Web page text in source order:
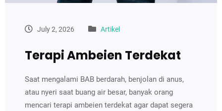
July 2, 2026 Artikel
Terapi Ambeien Terdekat
Saat mengalami BAB berdarah, benjolan di anus,
atau nyeri saat buang air besar, banyak orang
mencari terapi ambeien terdekat agar dapat segera